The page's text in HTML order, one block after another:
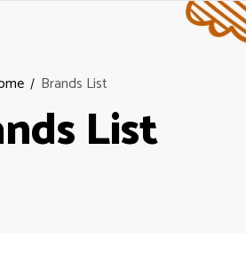
Brands List
List